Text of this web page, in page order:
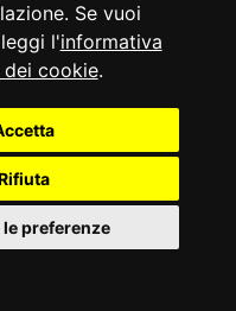
Se vuoi
l'informativa
dei cookie.
preferenze